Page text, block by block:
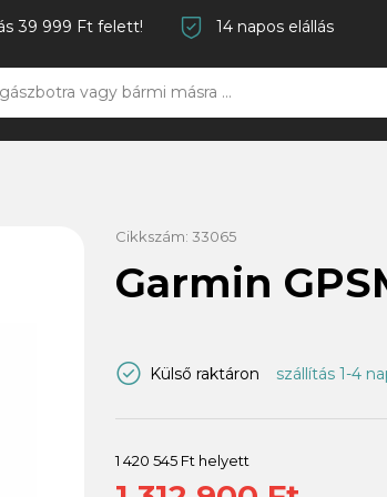
39 999 Ft felett! 14 napos elállás
Cikkszám: 33065
Garmin
Külső raktáron szállítás 1-4
1 420 545 Ft helyett